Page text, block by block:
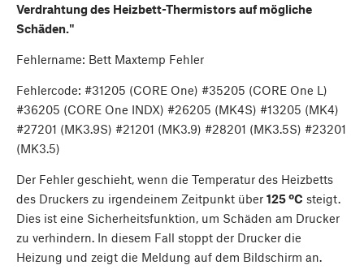
Verdrahtung des Heizbett-Thermistors auf mögliche
Schäden."
Fehlername: Bett Maxtemp Fehler
Fehlercode: #31205 (CORE One) #35205 (CORE One L)
#36205 (CORE One INDX) #26205 (MK4S) #13205 (MK4)
#27201 (MK3.9S) #21201 (MK3.9) #28201 (MK3.5S) #23201
(MK3.5)
Der Fehler geschieht, wenn die Temperatur des Heizbetts
des Druckers zu irgendeinem Zeitpunkt über 125 ºC steigt.
Dies ist eine Sicherheitsfunktion, um Schäden am Drucker
zu verhindern. In diesem Fall stoppt der Drucker die
Heizung und zeigt die Meldung auf dem Bildschirm an.